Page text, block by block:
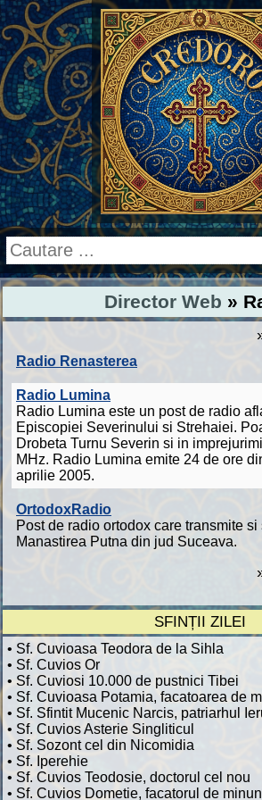
Director Web »
Radio Renasterea
Radio Lumina
Radio Lumina este un post de radio
Episcopiei Severinului si Strehaiei.
Drobeta Turnu Severin si in
MHz. Radio Lumina emite 24 de ore
aprilie 2005.
OrtodoxRadio
Post de radio ortodox care transmite
Manastirea Putna din jud Suceava.
SFINȚII ZILEI
• Sf. Cuvioasa Teodora de la Sihla
• Sf. Cuvios Or
• Sf. Cuviosi 10.000 de pustnici Tibei
• Sf. Cuvioasa Potamia, facatoarea de
• Sf. Sfintit Mucenic Narcis, patriarhul
• Sf. Cuvios Asterie Singliticul
• Sf. Sozont cel din Nicomidia
• Sf. Iperehie
• Sf. Cuvios Teodosie, doctorul cel nou
• Sf. Cuvios Dometie, facatorul de